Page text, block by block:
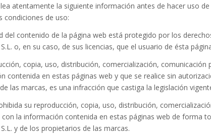
atentamente la siguiente información antes de hacer uso
condiciones de uso:
del contenido de la página web está protegido por los
S.L. o, en su caso, de sus licencias, que el usuario de ésta
copia, uso, distribución, comercialización,
contenida en estas páginas web y que se realice sin
las marcas, es una infracción que castiga la legislación
su reproducción, copia, uso, distribución,
la información contenida en estas páginas web de forma
S.L. y de los propietarios de las marcas.